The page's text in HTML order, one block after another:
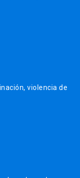
violencia de